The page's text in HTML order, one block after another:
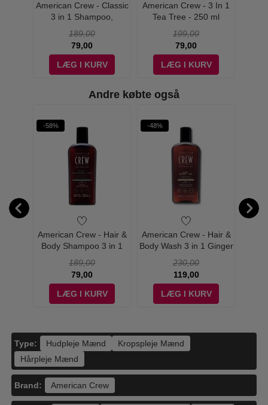
American Crew - Classic
3 in 1 Shampoo,
- 250 ml
189,00
79,00
LÆG I KURV
American Crew - 3 In 1
Tea Tree - 250 ml
199,00
79,00
LÆG I KURV
Andre købte også
-58%
American Crew - Hair &
Body Shampoo 3 in 1
ml
189,00
79,00
LÆG I KURV
-48%
American Crew - Hair &
Body Wash 3 in 1 Ginger
230,00
119,00
LÆG I KURV
Type: Hudpleje Mænd
Kropspleje Mænd
Hårpleje Mænd
Brand: American Crew